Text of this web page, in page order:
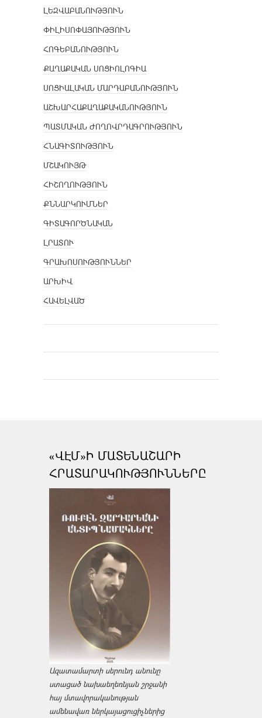
ԼԵԶՎԱԲԱՆՈՒԹՅՈՒՆ
ՓԻԼԻՍՈՓԱՅՈՒԹՅՈՒՆ
ՀՈԳԵԲԱՆՈՒԹՅՈՒՆ
ՔԱՂԱՔԱԿԱՆ ՍՈՑԻՈԼՈԳԻԱ
ՍՈՑԻԱԼԱԿԱՆ ՄԱՐԴԱԲԱՆՈՒԹՅՈՒՆ
ԱՇԽԱՐՀԱՔԱՂԱՔԱԿԱՆՈՒԹՅՈՒՆ
ՊԱՏՄԱԿԱՆ ԺՈՂՈՎՐԴԱԳՐՈՒԹՅՈՒՆ
ՀՆԱԳԻՏՈՒԹՅՈՒՆ
ՄՇԱԿՈՒՅԹ
ՀԻՇՈՂՈՒԹՅՈՒՆ
ՔՆՆԱՐԿՈՒՄՆԵՐ
ԳԻՏԱԳՈՐԾՆԱԿԱՆ
ԼՐԱՏՈՒ
ԳՐԱԽՈՍՈՒԹՅՈՒՆՆԵՐ
ԱՐԽԻՎ
ՀԱՎԵԼՎԱԾ
«ՎԷՄ»Ի ՄԱՏԵՆԱՇԱՐԻ
ՀՐԱՏԱՐԱԿՈՒԹՅՈՒՆՆԵՐԸ
Ազատամարտի սերունդ անունը
ստացած նախաեղեռնյան շրջանի
հայ մտավորականության
ամենավառ ներկայացուցիչներից